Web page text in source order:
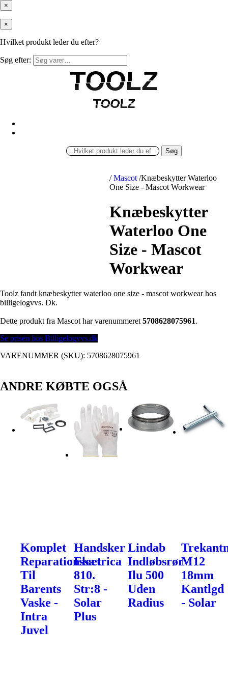
×
×
Hvilket produkt leder du efter?
Søg efter:
TOOLZ
TOOLZ
TOOLZ
TOOLZ
Søg
/ Mascot /Knæbeskytter Waterloo
One Size - Mascot Workwear
Knæbeskytter
Waterloo One
Size - Mascot
Workwear
Toolz fandt knæbeskytter waterloo one size - mascot workwear hos
billigelogvvs. Dk.
Dette produkt fra Mascot har varenummeret 5708628075961.
Se prisen hos Billigelogvvs.dk
VARENUMMER (SKU): 5708628075961
ANDRE KØBTE OGSÅ
Komplet
Reparationssæt
Til
Barents
Vaske -
Intra
Juvel
Handsker
Electrica
810.
Str:8 -
Solar
Plus
Lindab
Indløbsrør
Ilu 500
Uden
Radius
M12
18mm
Kantlgd
- Solar